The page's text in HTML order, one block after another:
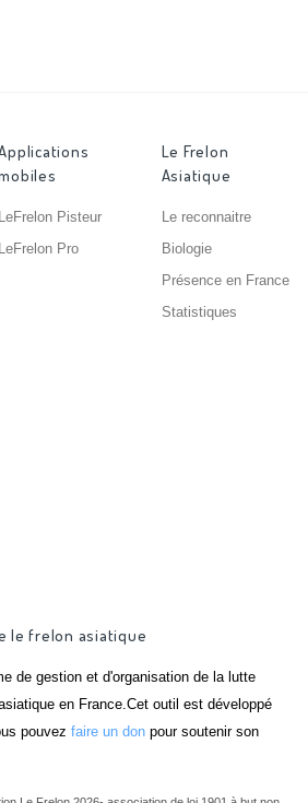
LeFrelon Pisteur
LeFrelon Pro
Le Frelon
Asiatique
Le reconnaitre
Biologie
Présence en France
Statistiques
le frelon asiatique
de gestion et d'organisation de la lutte
en France.Cet outil est développé
pouvez faire un don pour soutenir son